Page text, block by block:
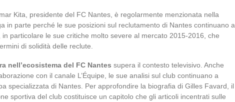
Kita, presidente del FC Nantes, è regolarmente menzionata nella
in parte perché le sue posizioni sul reclutamento di Nantes continuano a
particolare le sue critiche molto severe al mercato 2015-2016, che
di solidità delle reclute.
nell’ecosistema del FC Nantes supera il contesto televisivo. Anche
con il canale L’Équipe, le sue analisi sul club continuano a
specializzata di Nantes. Per approfondire la biografia di Gilles Favard, il
sportiva del club costituisce un capitolo che gli articoli incentrati sulle